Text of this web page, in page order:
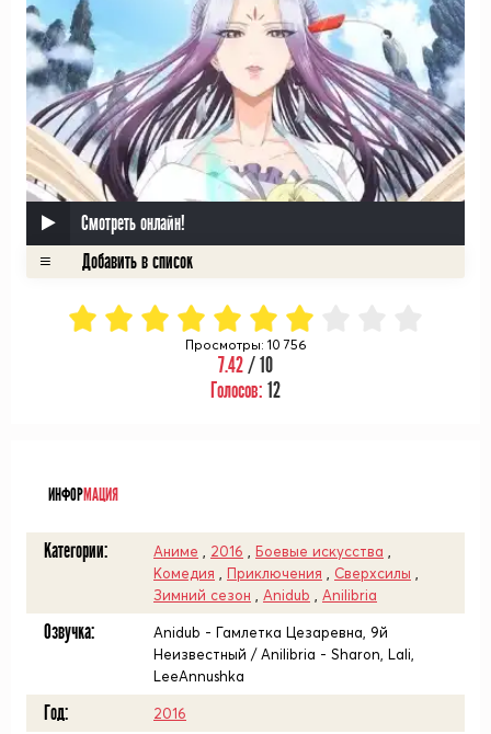
Смотреть онлайн!
Просмотры: 10 756
7.42/ 10
Голосов: 12
ИНФОРМАЦИЯ
Категории: Аниме 2016 Боевые искусства
Комедия
Приключения Сверхсилы
Зимний сезон
Anidub Anilibria
Озвучка:
Anidub - Гамлетка Цезаревна, 9й
Неизвестный / Anilibria - Sharon, Lali,
LeeAnnushka
Год: 2016